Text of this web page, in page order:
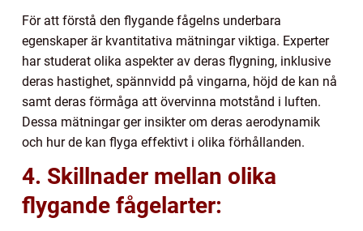
För att förstå den flygande fågelns underbara
egenskaper är kvantitativa mätningar viktiga. Experter
har studerat olika aspekter av deras flygning, inklusive
deras hastighet, spännvidd på vingarna, höjd de kan nå
samt deras förmåga att övervinna motstånd i luften.
Dessa mätningar ger insikter om deras aerodynamik
och hur de kan flyga effektivt i olika förhållanden.
4. Skillnader mellan olika
flygande fågelarter: